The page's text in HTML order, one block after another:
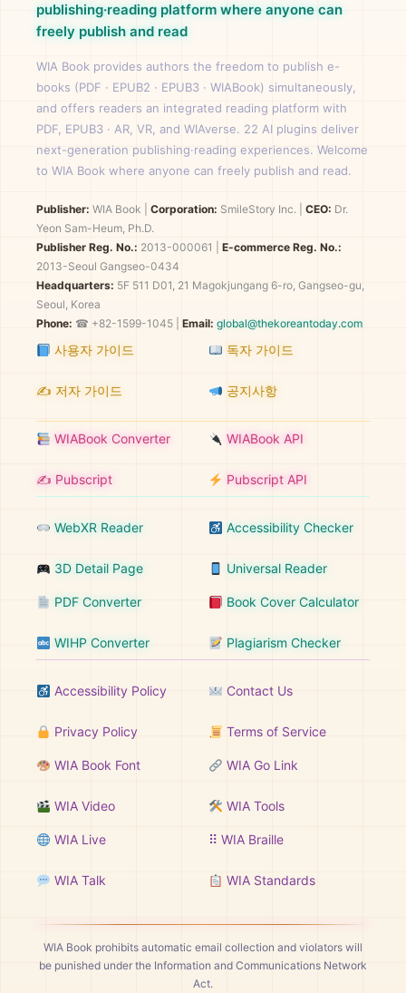
publishing·reading platform where anyone can
freely publish and read
WIA Book provides authors the freedom to publish e-
books (PDF · EPUB2 · EPUB3 · WIABook) simultaneously,
and offers readers an integrated reading platform with
PDF, EPUB3 · AR, VR, and WIAverse. 22 AI plugins deliver
next-generation publishing·reading experiences. Welcome
to WIA Book where anyone can freely publish and read.
Publisher: WIA Book Corporation: SmileStory Inc. CEO: Dr.
Yeon Sam-Heum, Ph.D.
Publisher Reg. No.: 2013-000061
E-commerce Reg. No.:
2013-Seoul Gangseo-0434
Headquarters: 5F 511 D01, 21 Magokjungang 6-ro, Gangseo-gu,
Seoul, Korea
Phone: ☎ +82-1599-1045 | Email: global@thekoreantoday.com
사용자 가이드 독자 가이드
✍️ 저자 가이드 공지사항
WIABook Converter WIABook API
✍️ Pubscript Pubscript API
WebXR Reader Accessibility Checker
3D Detail Page Universal Reader
PDF Converter Book Cover Calculator
WIHP Converter Plagiarism Checker
Accessibility Policy Contact Us
Privacy Policy Terms of Service
WIA Book Font WIA Go Link
WIA Video WIA Tools
WIA Live ⠿ WIA Braille
WIA Talk WIA Standards
WIA Book prohibits automatic email collection and violators will
be punished under the Information and Communications Network
Act.